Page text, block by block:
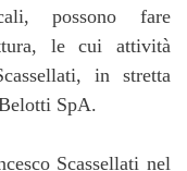
possono fare
le cui attività
in stretta
SpA.
Scassellati nel